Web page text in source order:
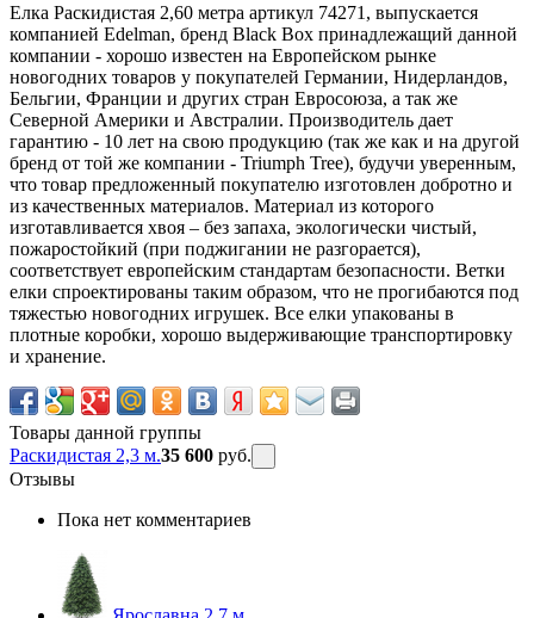
Елка Раскидистая 2,60 метра артикул 74271, выпускается
компанией Edelman, бренд Black Box принадлежащий данной
компании - хорошо известен на Европейском рынке
новогодних товаров у покупателей Германии, Нидерландов,
Бельгии, Франции и других стран Евросоюза, а так же
Северной Америки и Австралии. Производитель дает
гарантию - 10 лет на свою продукцию (так же как и на другой
бренд от той же компании - Triumph Tree), будучи уверенным,
что товар предложенный покупателю изготовлен добротно и
из качественных материалов. Материал из которого
изготавливается хвоя – без запаха, экологически чистый,
пожаростойкий (при поджигании не разгорается),
соответствует европейским стандартам безопасности. Ветки
елки спроектированы таким образом, что не прогибаются под
тяжестью новогодних игрушек. Все елки упакованы в
плотные коробки, хорошо выдерживающие транспортировку
и хранение.
Товары данной группы
Раскидистая 2,3 м.35 600 руб.
Отзывы
Пока нет комментариев